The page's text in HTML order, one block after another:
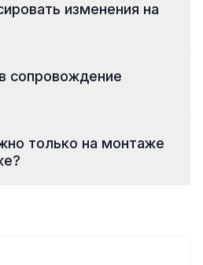
изменения на
сопровождение
только на монтаже